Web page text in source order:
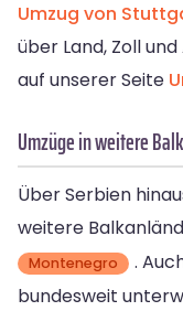
Umzug von
über Land, Zoll
auf unserer Seite
Umzüge in weitere
Über Serbien
weitere
Montenegro
.
bundesweit